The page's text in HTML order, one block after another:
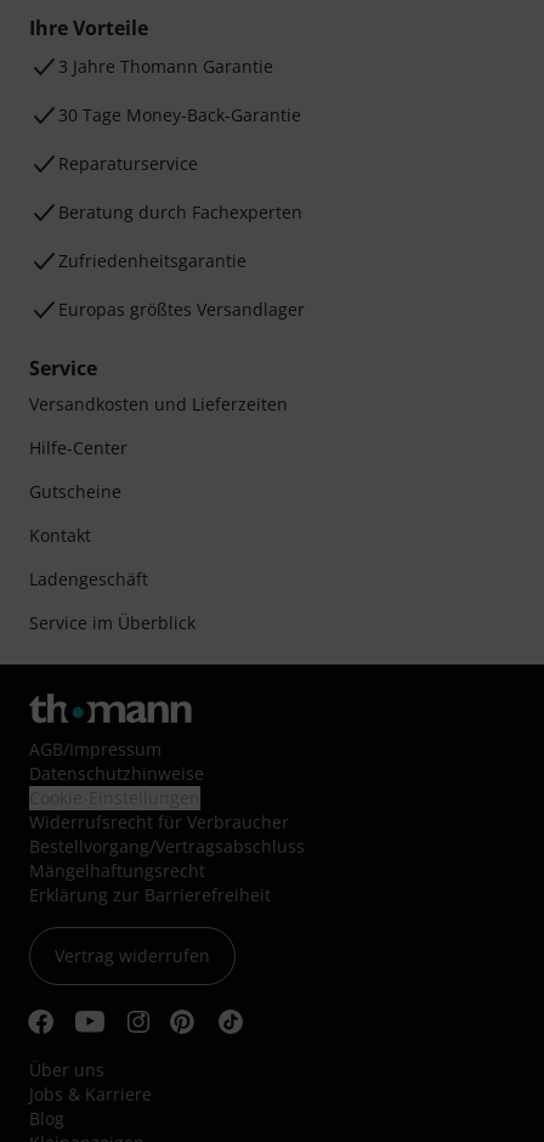
Ihre Vorteile
3 Jahre Thomann Garantie
30 Tage Money-Back-Garantie
Reparaturservice
Beratung durch Fachexperten
Zufriedenheitsgarantie
Europas größtes Versandlager
Service
Versandkosten und Lieferzeiten
Hilfe-Center
Gutscheine
Kontakt
Ladengeschäft
Service im Überblick
AGB/Impressum
Datenschutzhinweise
Widerrufsrecht für Verbraucher
Bestellvorgang/Vertragsabschluss
Mängelhaftungsrecht
Erklärung zur Barrierefreiheit
Vertrag widerrufen
Über uns
Jobs & Karriere
Blog